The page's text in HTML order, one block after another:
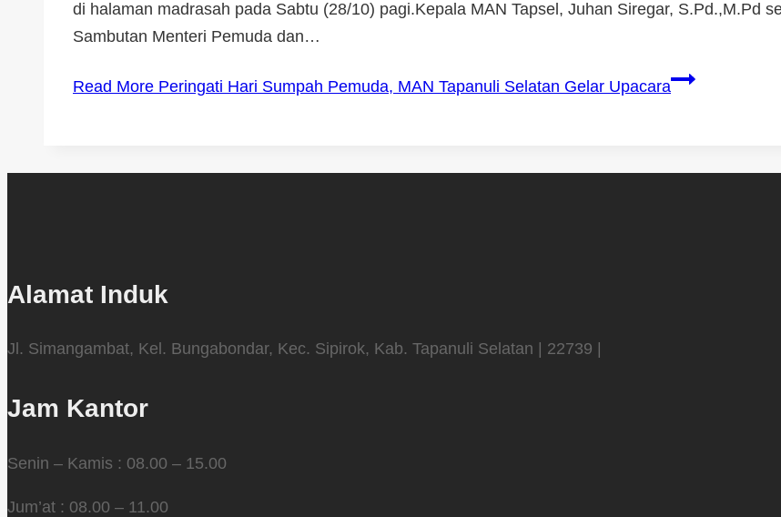
di halaman madrasah pada Sabtu (28/10) pagi.Kepala MAN Tapsel, Juhan Siregar, S.Pd.,M.Pd
Sambutan Menteri Pemuda dan…
Read More Peringati Hari Sumpah Pemuda, MAN Tapanuli Selatan Gelar Upacara
Alamat Induk
Jl. Simangambat, Kel. Bungabondar, Kec. Sipirok, Kab. Tapanuli Selatan | 22739 |
Jam Kantor
Senin – Kamis : 08.00 – 15.00
Jum’at : 08.00 – 11.00